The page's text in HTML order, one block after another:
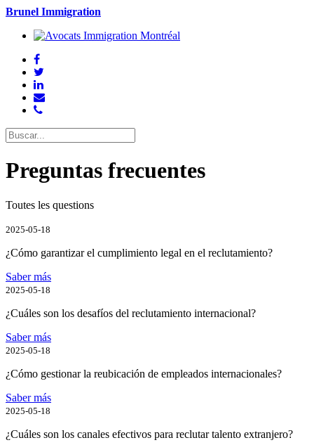
Brunel Immigration
Preguntas frecuentes
Toutes les questions
2025-05-18
¿Cómo garantizar el cumplimiento legal en el reclutamiento?
Saber más
2025-05-18
¿Cuáles son los desafíos del reclutamiento internacional?
Saber más
2025-05-18
¿Cómo gestionar la reubicación de empleados internacionales?
Saber más
2025-05-18
¿Cuáles son los canales efectivos para reclutar talento extranjero?